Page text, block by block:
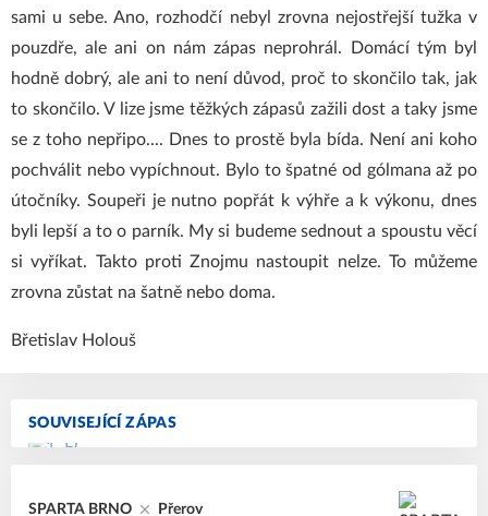
SOUVISEJÍCÍ ZÁPAS
SPARTA BRNO Přerov
sami u sebe. Ano, rozhodčí nebyl zrovna nejostřejší tužka v
pouzdře, ale ani on nám zápas neprohrál. Domácí tým byl
hodně dobrý, ale ani to není důvod, proč to skončilo tak, jak
to skončilo. V lize jsme těžkých zápasů zažili dost a taky jsme
se z toho nepřipo.... Dnes to prostě byla bída. Není ani koho
pochválit nebo vypíchnout. Bylo to špatné od gólmana až po
útočníky. Soupeři je nutno popřát k výhře a k výkonu, dnes
byli lepší a to o parník. My si budeme sednout a spoustu věcí
si vyříkat. Takto proti Znojmu nastoupit nelze. To můžeme
zrovna zůstat na šatně nebo doma.
Břetislav Holouš